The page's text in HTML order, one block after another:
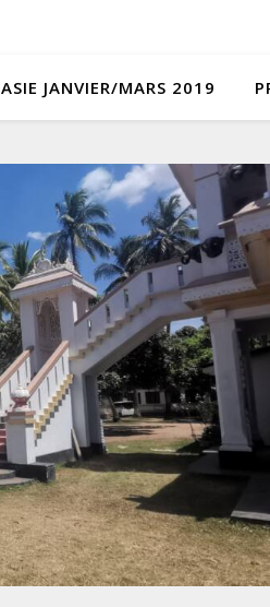
ASIE JANVIER/MARS 2019